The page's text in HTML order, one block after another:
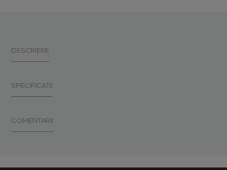
DESCRIERE
SPECIFICATII
COMENTARII